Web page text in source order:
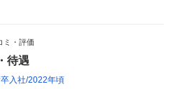
ミ・評価
待遇
入社 2022年頃